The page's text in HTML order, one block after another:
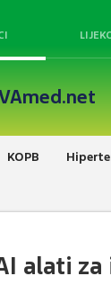
KOPB
alati za